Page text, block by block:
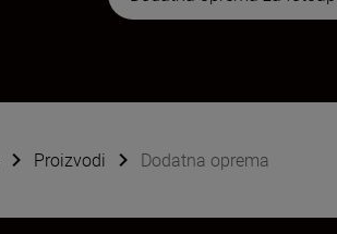
Proizvodi Dodatna oprema